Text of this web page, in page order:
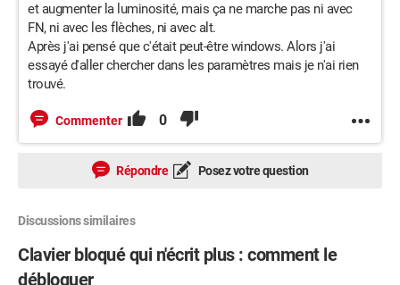
et augmenter la luminosité, mais ça ne marche pas ni avec
FN, ni avec les flèches, ni avec alt.
Après j'ai pensé que c'était peut-être windows. Alors j'ai
essayé d'aller chercher dans les paramètres mais je n'ai rien
trouvé.
Commenter 0
Répondre Posez votre question
Discussions similaires
Clavier bloqué qui n'écrit plus : comment le
débloquer